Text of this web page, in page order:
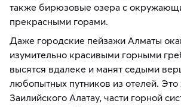
также бирюзовые озера с
прекрасными горами.
Даже городские пейзажи Алматы
изумительно красивыми горными
высятся вдалеке и манят седыми
любопытных путников из отелей. Это
Заилийского Алатау, части горной